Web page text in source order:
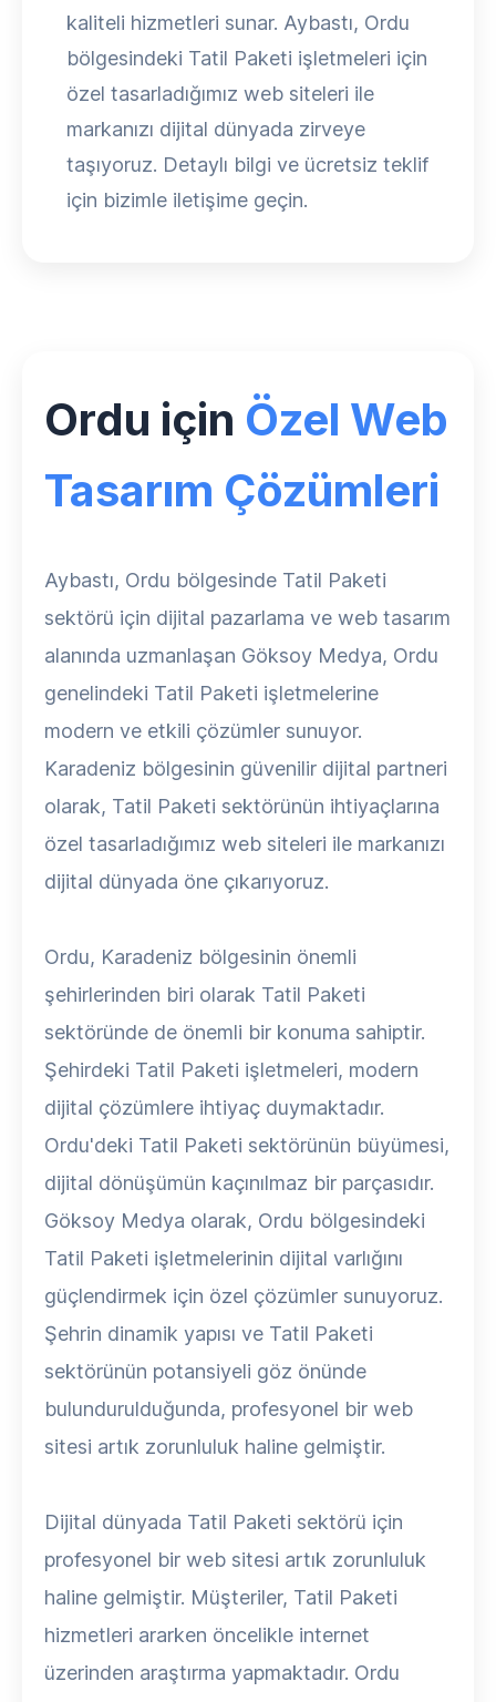
kaliteli hizmetleri sunar. Aybastı, Ordu
bölgesindeki Tatil Paketi işletmeleri için
özel tasarladığımız web siteleri ile
markanızı dijital dünyada zirveye
taşıyoruz. Detaylı bilgi ve ücretsiz teklif
için bizimle iletişime geçin.
Ordu için Özel Web
Tasarım Çözümleri
Aybastı, Ordu bölgesinde Tatil Paketi
sektörü için dijital pazarlama ve web tasarım
alanında uzmanlaşan Göksoy Medya, Ordu
genelindeki Tatil Paketi işletmelerine
modern ve etkili çözümler sunuyor.
Karadeniz bölgesinin güvenilir dijital partneri
olarak, Tatil Paketi sektörünün ihtiyaçlarına
özel tasarladığımız web siteleri ile markanızı
dijital dünyada öne çıkarıyoruz.
Ordu, Karadeniz bölgesinin önemli
şehirlerinden biri olarak Tatil Paketi
sektöründe de önemli bir konuma sahiptir.
Şehirdeki Tatil Paketi işletmeleri, modern
dijital çözümlere ihtiyaç duymaktadır.
Ordu'deki Tatil Paketi sektörünün büyümesi,
dijital dönüşümün kaçınılmaz bir parçasıdır.
Göksoy Medya olarak, Ordu bölgesindeki
Tatil Paketi işletmelerinin dijital varlığını
güçlendirmek için özel çözümler sunuyoruz.
Şehrin dinamik yapısı ve Tatil Paketi
sektörünün potansiyeli göz önünde
bulundurulduğunda, profesyonel bir web
sitesi artık zorunluluk haline gelmiştir.
Dijital dünyada Tatil Paketi sektörü için
profesyonel bir web sitesi artık zorunluluk
haline gelmiştir. Müşteriler, Tatil Paketi
hizmetleri ararken öncelikle internet
üzerinden araştırma yapmaktadır. Ordu